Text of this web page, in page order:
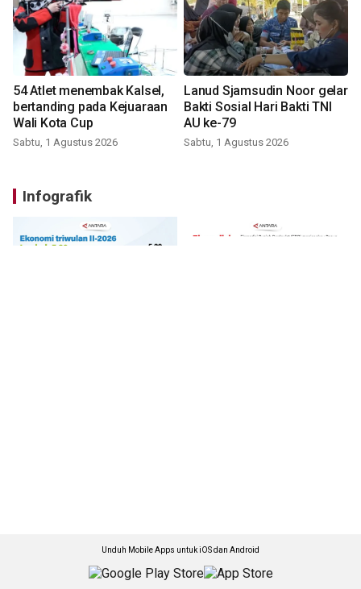
54 Atlet menembak Kalsel,
bertanding pada Kejuaraan
Wali Kota Cup
Sabtu, 1 Agustus 2026
Lanud Sjamsudin Noor gelar
Bakti Sosial Hari Bakti TNI
AU ke-79
Sabtu, 1 Agustus 2026
Infografik
Unduh Mobile Apps untuk iOS dan Android